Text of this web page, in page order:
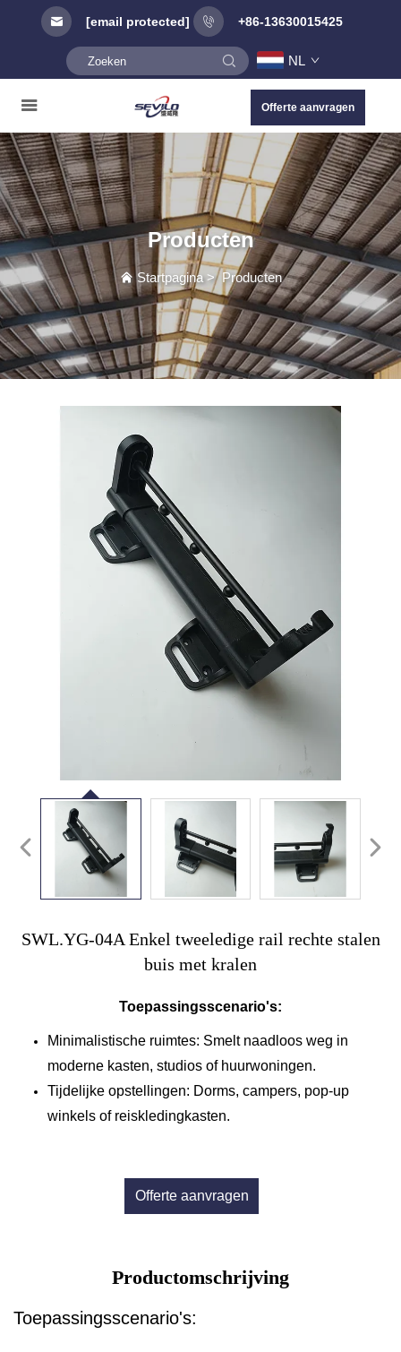
[email protected] +86-13630015425
NL
Offerte aanvragen
Producten
Startpagina>Producten
SWL.YG-04A Enkel tweeledige rail rechte stalen
buis met kralen
Toepassingsscenario's:
Minimalistische ruimtes: Smelt naadloos weg in
moderne kasten, studios of huurwoningen.
Tijdelijke opstellingen: Dorms, campers, pop-up
winkels of reiskledingkasten.
Offerte aanvragen
Productomschrijving
Toepassingsscenario's: